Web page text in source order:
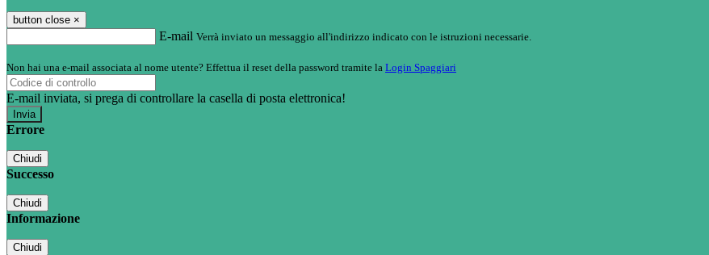
button close ×
E-mail Verrà inviato un messaggio all'indirizzo indicato con le istruzioni necessarie.
Non hai una e-mail associata al nome utente? Effettua il reset della password tramite la Login Spaggiari
E-mail inviata, si prega di controllare la casella di posta elettronica!
Errore
Chiudi
Successo
Chiudi
Informazione
Chiudi